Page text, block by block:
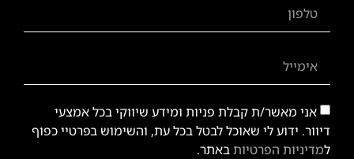
אני מאשר/ת קבלת פניות ומידע שיווקי בכל אמצעי
דיוור. ידוע לי שאוכל לבטל בכל עת, והשימוש בפרטיי כפוף
למדיניות הפרטיות באתר.